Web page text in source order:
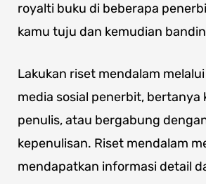
royalti buku di beberapa
kamu tuju dan kemudian
Lakukan riset mendalam
media sosial penerbit, bertanya
penulis, atau bergabung
kepenulisan. Riset mendalam
mendapatkan informasi detail